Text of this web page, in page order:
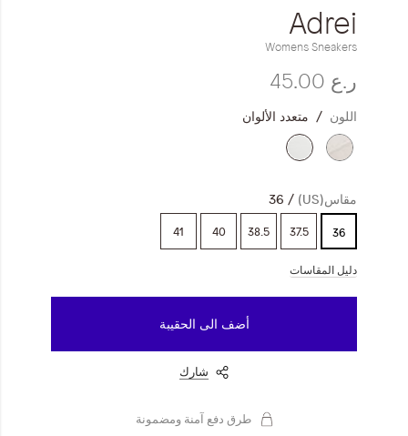
Adrei
Womens Sneakers
ر.ع 45.00
اللون متعدد الألوان
مقاس(US) 36
36
37.5
38.5
40
41
دليل المقاسات
أضف الى الحقيبة
شارك
طرق دفع آمنة ومضمونة